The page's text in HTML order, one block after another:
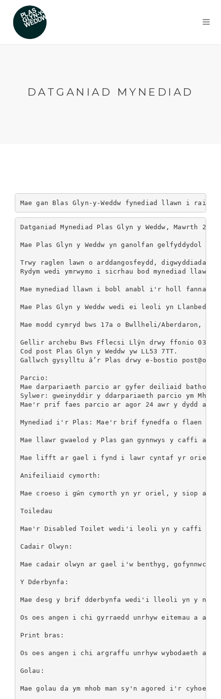
DATGANIAD MYNEDIAD
Mae gan Blas Glyn-y-Weddw fynediad llawn i rai ag
Datganiad Mynediad Plas Glyn y Weddw, Mawrth 2024
Mae Plas Glyn y Weddw yn ganolfan gelfyddydol
Trwy raglen lawn o arddangosfeydd, digwyddiadau
Rydym wedi ymrwymo i sicrhau bod mynediad
Mae mynediad llawn i bobl anabl i'r holl fannau
Mae Plas Glyn y Weddw wedi ei leoli yn
Mae modd cymryd bws 17a o Bwllheli/Aberdaron,
Gellir archebu Bws Fflecsi Llŷn drwy ffonio
Cod post Plas Glyn y Weddw yw LL53 7TT.
Gallwch gysylltu â’r Plas drwy e-bostio
Parcio:
Mae darpariaeth parcio ar gyfer deiliaid
Sylwer: gweinyddir y ddarpariaeth parcio ym
Mae'r prif faes parcio ar agor 24 awr y dydd ac
Mynediad i'r Plas: Mae'r brif fynedfa o flaen yr
Mae llawr gwaelod y Plas gan gynnwys y caffi ar
Mae lifft ar gael i fynd i lawr cyntaf yr oriel, ac
Anifeiliaid cymorth:
Mae croeso i gŵn cymorth yn yr oriel, y siop
Toiledau
Mae'r Disabled Toilet wedi'i leoli yn y caffi
Cadair Olwyn:
Mae cadair olwyn ar gael i'w benthyg,
Y Dderbynfa:
Mae desg y brif dderbynfa wedi'i lleoli yn y
Os oes angen i chi gyrraedd unrhyw eitemau a
Print bras:
Os oes angen i chi argraffu unrhyw wybodaeth
Golau:
Mae golau da ym mhob man sy'n agored i'r